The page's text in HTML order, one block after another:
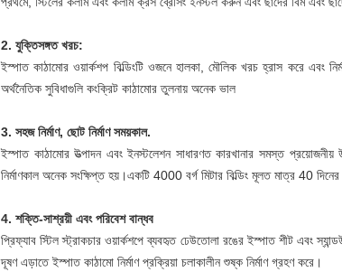
2. যুক্তিসঙ্গত খরচ:
ইস্পাত কাঠামোর ওয়ার্কশপ বিল্ডিংটি ওজনে হালকা, মৌলিক খরচ হ্রাস করে এবং
অর্থনৈতিক সুবিধাগুলি কংক্রিট কাঠামোর তুলনায় অনেক ভাল
3. সহজ নির্মাণ, ছোট নির্মাণ সময়কাল.
ইস্পাত কাঠামোর উত্পাদন এবং ইনস্টলেশন সাধারণত কারখানার সমস্ত
নির্মাণকাল অনেক সংক্ষিপ্ত হয়।একটি 4000 বর্গ মিটার বিল্ডিং মূলত মাত্র 40
4. শক্তি-সাশ্রয়ী এবং পরিবেশ বান্ধব
প্রিফ্যাব স্টিল স্ট্রাকচার ওয়ার্কশপে ব্যবহৃত ঢেউতোলা রঙের ইস্পাত শীট এবং
দূষণ এড়াতে ইস্পাত কাঠামো নির্মাণ প্রক্রিয়া চলাকালীন শুষ্ক নির্মাণ গ্রহণ করে।